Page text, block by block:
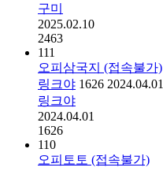
구미
2025.02.10
2463
111
오피삼국지 (접속불가)
링크야 1626 2024.04.01
링크야
2024.04.01
1626
110
오피토토 (접속불가)